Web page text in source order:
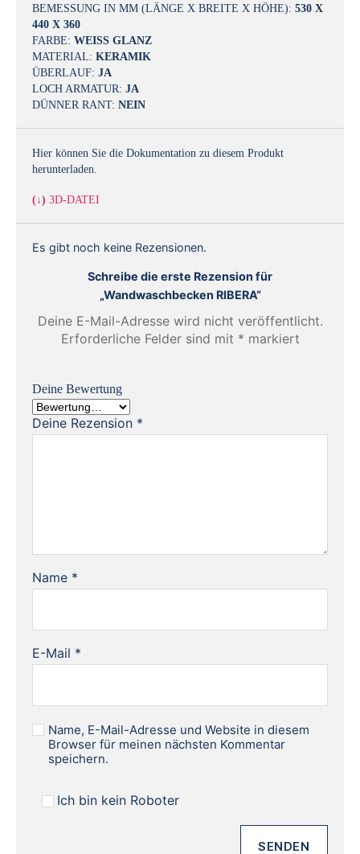
BEMESSUNG IN MM (LÄNGE X BREITE X HÖHE): 530 X
440 X 360
FARBE: WEISS GLANZ
MATERIAL: KERAMIK
ÜBERLAUF: JA
LOCH ARMATUR: JA
DÜNNER RANT: NEIN
Hier können Sie die Dokumentation zu diesem Produkt
herunterladen.
(↓) 3D-DATEI
Es gibt noch keine Rezensionen.
Schreibe die erste Rezension für
„Wandwaschbecken RIBERA“
Deine E-Mail-Adresse wird nicht veröffentlicht.
Erforderliche Felder sind mit * markiert
Deine Bewertung
Deine Rezension *
Name *
E-Mail *
Name, E-Mail-Adresse und Website in diesem
Browser für meinen nächsten Kommentar
speichern.
Ich bin kein Roboter